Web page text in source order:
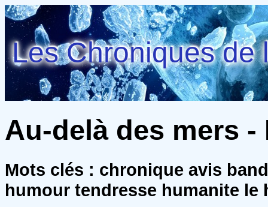
Les Chroniques de
Au-delà des mers -
Mots clés : chronique avis
humour tendresse humanite le